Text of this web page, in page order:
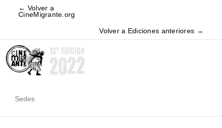
← Volver a
CineMigrante.org
Volver a Ediciones anteriores →
Sedes